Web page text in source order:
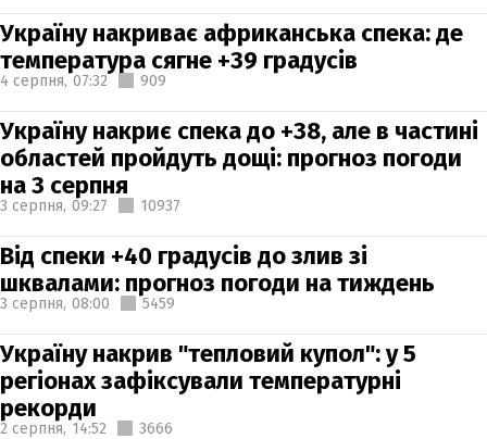
Україну накриває африканська спека: де
температура сягне +39 градусів
4 серпня, 07:32 909
Україну накриє спека до +38, але в частині
областей пройдуть дощі: прогноз погоди
на 3 серпня
3 серпня, 09:27 10937
Від спеки +40 градусів до злив зі
шквалами: прогноз погоди на тиждень
3 серпня, 08:00 5459
Україну накрив "тепловий купол": у 5
регіонах зафіксували температурні
рекорди
2 серпня, 14:52 3666